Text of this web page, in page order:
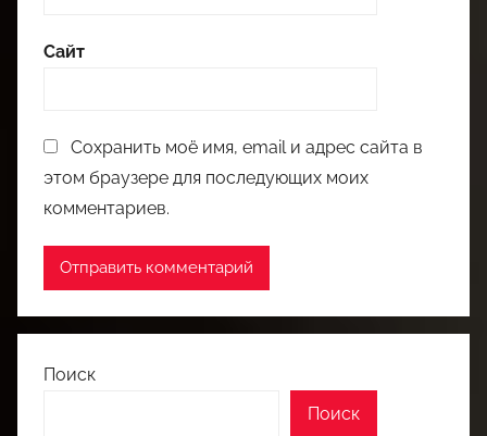
Сайт
Сохранить моё имя, email и адрес сайта в
этом браузере для последующих моих
комментариев.
Поиск
Поиск